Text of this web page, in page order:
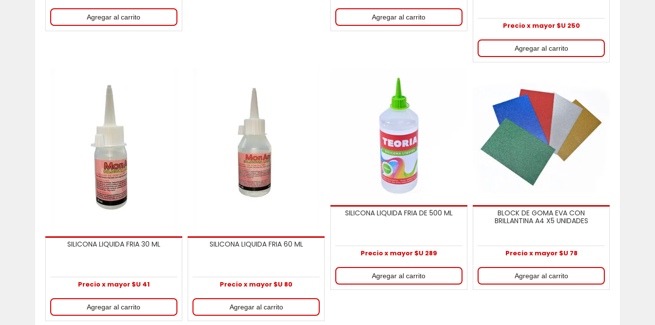
Precio x mayor $U 250
SILICONA LIQUIDA FRIA 30 ML
Precio x mayor $U 41
SILICONA LIQUIDA FRIA 60 ML
Precio x mayor $U 80
SILICONA LIQUIDA FRIA DE 500 ML
Precio x mayor $U 289
BLOCK DE GOMA EVA CON
BRILLANTINA A4 X5 UNIDADES
Precio x mayor $U 78